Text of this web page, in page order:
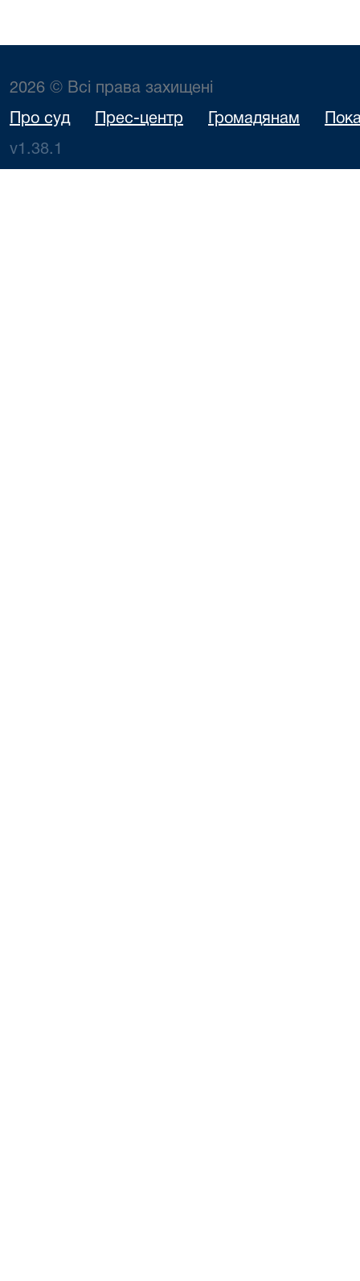
2026 © Всі права захищені
Про суд Прес-центр Громадянам
v1.38.1